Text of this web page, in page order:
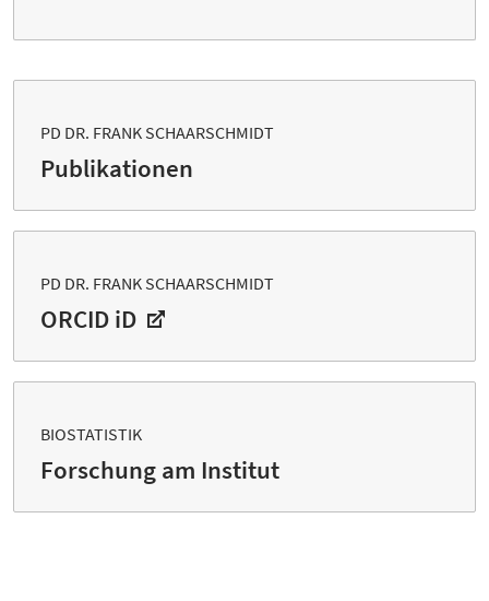
PD DR. FRANK SCHAARSCHMIDT
Publikationen
PD DR. FRANK SCHAARSCHMIDT
ORCID iD
BIOSTATISTIK
Forschung am Institut